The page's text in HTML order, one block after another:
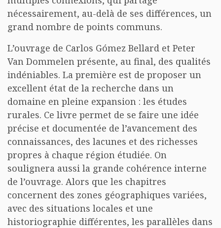
nécessairement, au-delà de ses différences, un
grand nombre de points communs.
L’ouvrage de Carlos Gómez Bellard et Peter
Van Dommelen présente, au final, des qualités
indéniables. La première est de proposer un
excellent état de la recherche dans un
domaine en pleine expansion : les études
rurales. Ce livre permet de se faire une idée
précise et documentée de l’avancement des
connaissances, des lacunes et des richesses
propres à chaque région étudiée. On
soulignera aussi la grande cohérence interne
de l’ouvrage. Alors que les chapitres
concernent des zones géographiques variées,
avec des situations locales et une
historiographie différentes, les parallèles dans